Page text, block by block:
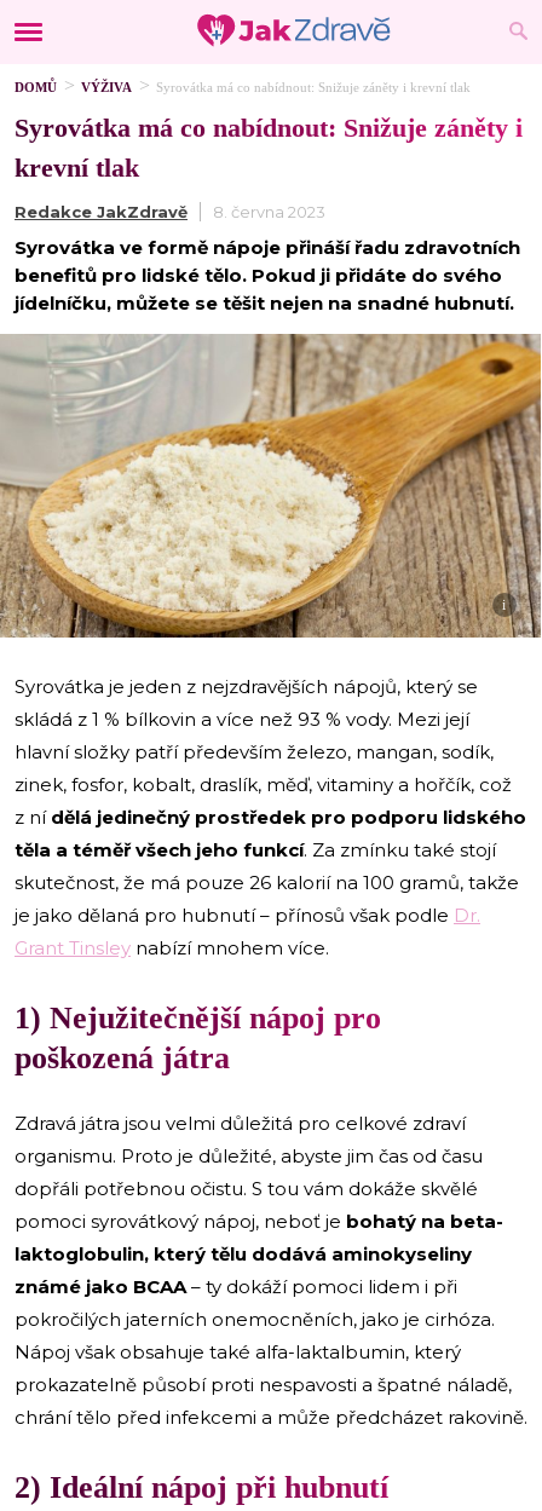
DOMŮ VÝŽIVA Syrovátka má co nabídnout: Snižuje záněty i krevní tlak
Syrovátka má co nabídnout: Snižuje záněty i
krevní tlak
Redakce JakZdravě 8. června 2023
Syrovátka ve formě nápoje přináší řadu zdravotních
benefitů pro lidské tělo. Pokud ji přidáte do svého
jídelníčku, můžete se těšit nejen na snadné hubnutí.
i
Syrovátka je jeden z nejzdravějších nápojů, který se
skládá z 1 % bílkovin a více než 93 % vody. Mezi její
hlavní složky patří především železo, mangan, sodík,
zinek, fosfor, kobalt, draslík, měď, vitaminy a hořčík, což
z ní dělá jedinečný prostředek pro podporu lidského
těla a téměř všech jeho funkcí. Za zmínku také stojí
skutečnost, že má pouze 26 kalorií na 100 gramů, takže
je jako dělaná pro hubnutí – přínosů však podle Dr.
Grant Tinsley nabízí mnohem více.
1) Nejužitečnější nápoj pro
poškozená játra
Zdravá játra jsou velmi důležitá pro celkové zdraví
organismu. Proto je důležité, abyste jim čas od času
dopřáli potřebnou očistu. S tou vám dokáže skvělé
pomoci syrovátkový nápoj, neboť je bohatý na beta-
laktoglobulin, který tělu dodává aminokyseliny
známé jako BCAA– ty dokáží pomoci lidem i při
pokročilých jaterních onemocněních, jako je cirhóza.
Nápoj však obsahuje také alfa-laktalbumin, který
prokazatelně působí proti nespavosti a špatné náladě,
chrání tělo před infekcemi a může předcházet rakovině.
2) Ideální nápoj při hubnutí